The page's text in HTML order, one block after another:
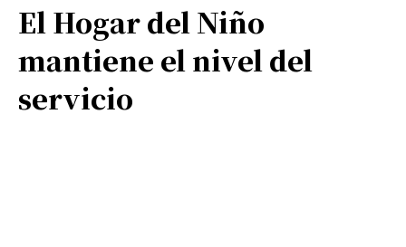
El Hogar del Niño
mantiene el nivel del
servicio